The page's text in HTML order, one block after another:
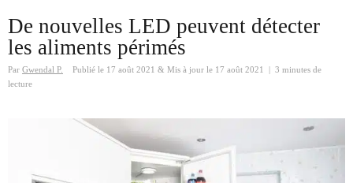
De nouvelles LED peuvent détecter
les aliments périmés
Par Gwendal P. Publié le 17 août 2021 & Mis à jour le 17 août 2021
3 minutes de
lecture